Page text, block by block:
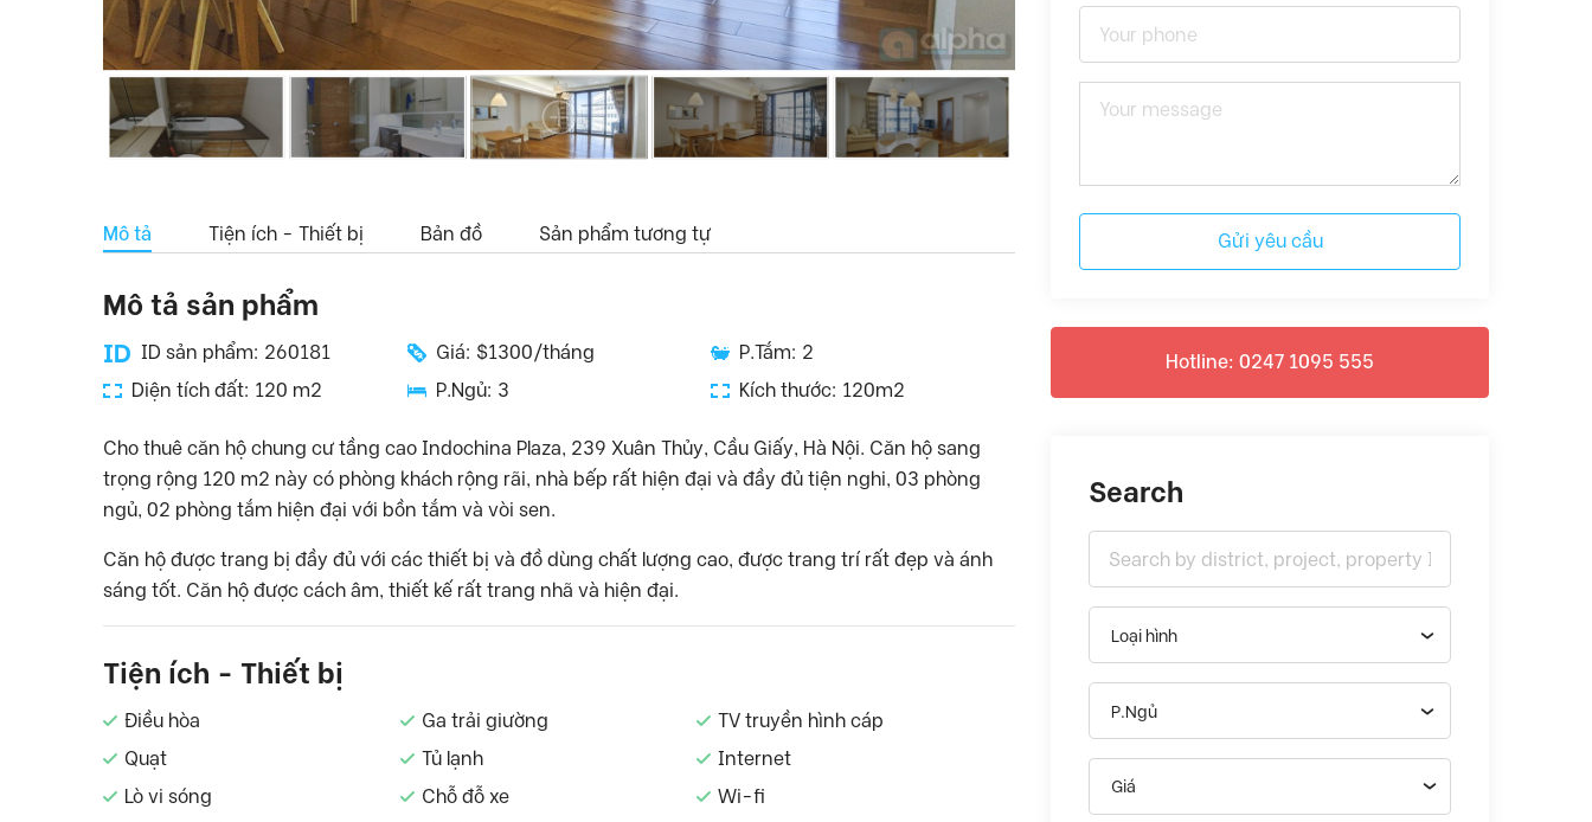
Mô tả Tiện ích - Thiết bị Bản đồ Sản phẩm tương tự
Mô tả sản phẩm
ID sản phẩm: 260181 Giá: $1300/tháng
P.Tắm: 2
Diện tích đất: 120 m2
P.Ngủ: 3 Kích thước: 120m2
Cho thuê căn hộ chung cư tầng cao Indochina Plaza, 239 Xuân Thủy, Cầu Giấy, Hà Nội. Căn hộ sang
trọng rộng 120 m2 này có phòng khách rộng rãi, nhà bếp rất hiện đại và đầy đủ tiện nghi, 03 phòng
ngủ, 02 phòng tắm hiện đại với bồn tắm và vòi sen.
Căn hộ được trang bị đầy đủ với các thiết bị và đồ dùng chất lượng cao, được trang trí rất đẹp và ánh
sáng tốt. Căn hộ được cách âm, thiết kế rất trang nhã và hiện đại.
Tiện ích - Thiết bị
Điều hòa Ga trải giường
TV truyền hình cáp
Quạt
Tủ lạnh
Internet
Lò vi sóng
Chỗ đỗ xe
Wi-fi
Gửi yêu cầu
Hotline: 0247 1095 555
Search
Loại hình
P.Ngủ
Giá